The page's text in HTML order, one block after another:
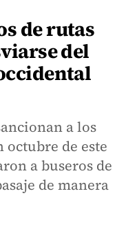
de rutas
del
a los
octubre de este
a buseros de
de manera